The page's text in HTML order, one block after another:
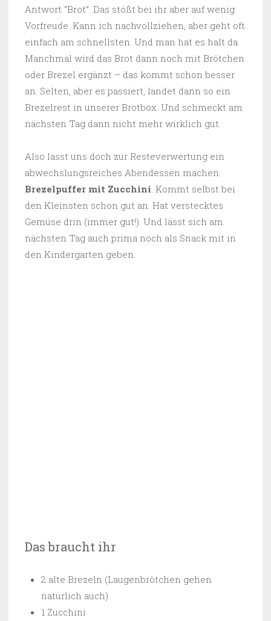
Antwort “Brot”. Das stößt bei ihr aber auf wenig
Vorfreude. Kann ich nachvollziehen, aber geht oft
einfach am schnellsten. Und man hat es halt da.
Manchmal wird das Brot dann noch mit Brötchen
oder Brezel ergänzt – das kommt schon besser
an. Selten, aber es passiert, landet dann so ein
Brezelrest in unserer Brotbox. Und schmeckt am
nächsten Tag dann nicht mehr wirklich gut.
Also lasst uns doch zur Resteverwertung ein
abwechslungsreiches Abendessen machen:
Brezelpuffer mit Zucchini . Kommt selbst bei
den Kleinsten schon gut an. Hat verstecktes
Gemüse drin (immer gut!). Und lässt sich am
nächsten Tag auch prima noch als Snack mit in
den Kindergarten geben.
Das braucht ihr
2 alte Brezeln (Laugenbrötchen gehen
natürlich auch)
1 Zucchini